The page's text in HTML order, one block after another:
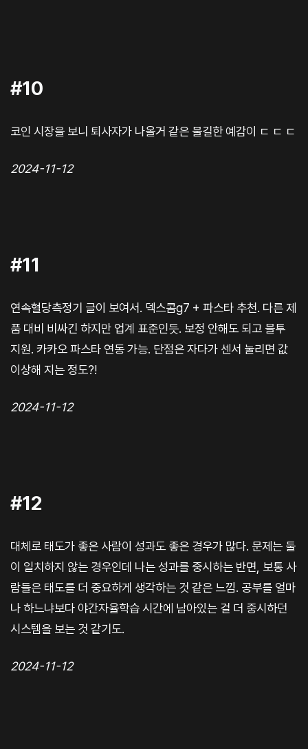
#10
코인 시장을 보니 퇴사자가 나올거 같은 불길한 예감이 ㄷ ㄷ ㄷ
2024-11-12
#11
연속혈당측정기 글이 보여서. 덱스콤g7 + 파스타 추천. 다른 제
품 대비 비싸긴 하지만 업계 표준인듯. 보정 안해도 되고 블투
지원. 카카오 파스타 연동 가능. 단점은 자다가 센서 눌리면 값
이상해 지는 정도?!
2024-11-12
#12
대체로 태도가 좋은 사람이 성과도 좋은 경우가 많다. 문제는 둘
이 일치하지 않는 경우인데 나는 성과를 중시하는 반면, 보통 사
람들은 태도를 더 중요하게 생각하는 것 같은 느낌. 공부를 얼마
나 하느냐보다 야간자율학습 시간에 남아있는 걸 더 중시하던
시스템을 보는 것 같기도.
2024-11-12